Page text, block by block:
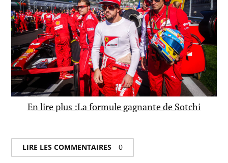
En lire plus :La formule gagnante de Sotchi
LIRE LES COMMENTAIRES 0